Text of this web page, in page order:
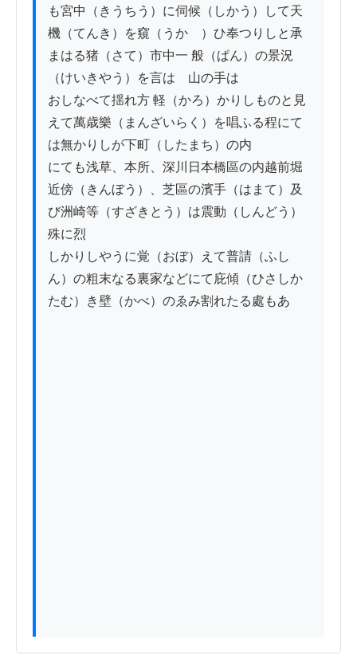
も宮中（きうちう）に伺候（しかう）して天
機（てんき）を窺（うかゞ）ひ奉つりしと承
まはる猪（さて）市中一 般（ぱん）の景況
（けいきやう）を言はゞ山の手は
おしなべて揺れ方 軽（かろ）かりしものと見
えて萬歳樂（まんざいらく）を唱ふる程にて
は無かりしが下町（したまち）の内
にても浅草、本所、深川日本橋區の内越前堀
近傍（きんぼう）、芝區の濱手（はまて）及
び洲崎等（すざきとう）は震動（しんどう）
殊に烈
しかりしやうに覚（おぼ）えて普請（ふし
ん）の粗末なる裏家などにて庇傾（ひさしか
たむ）き壁（かべ）のゑみ割れたる處もあ